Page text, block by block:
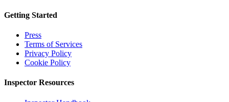
Getting Started
Press
Terms of Services
Privacy Policy
Cookie Policy
Inspector Resources